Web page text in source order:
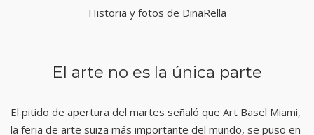
Historia y fotos de DinaRella
El arte no es la única parte
El pitido de apertura del martes señaló que Art Basel Miami,
la feria de arte suiza más importante del mundo, se puso en